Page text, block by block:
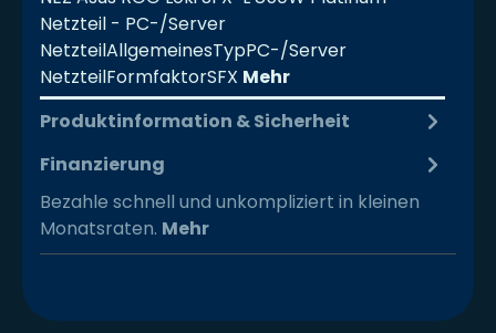
Netzteil - PC-/Server
NetzteilAllgemeinesTypPC-/Server
NetzteilFormfaktorSFX Mehr
Produktinformation & Sicherheit
Finanzierung
Bezahle schnell und unkompliziert in kleinen
Monatsraten. Mehr